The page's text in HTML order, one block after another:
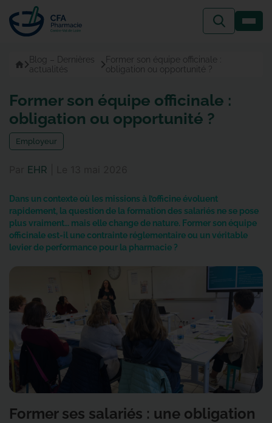
au
contenu
Accueil
Blog – Dernières
actualités
Former son équipe officinale :
obligation ou opportunité ?
Former son équipe officinale :
obligation ou opportunité ?
employeur
EHR
Dans un contexte où les missions à l’officine évoluent
rapidement, la question de la formation des salariés ne se pose
plus vraiment… mais elle change de nature. Former son équipe
officinale est-il une contrainte réglementaire ou un véritable
levier de performance pour la pharmacie ?
Former ses salariés : une obligation